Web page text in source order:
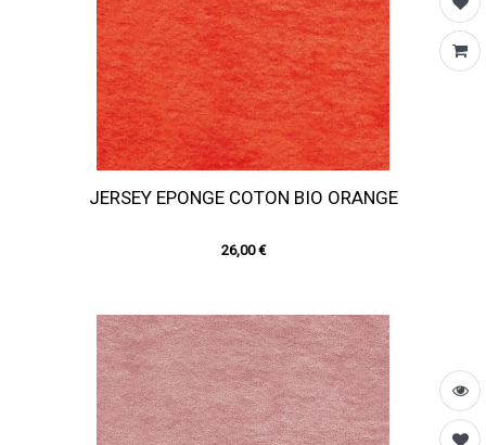
JERSEY EPONGE COTON BIO ORANGE
26,00 €